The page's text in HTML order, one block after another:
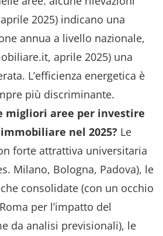
2025) indicano una
annua a livello nazionale,
aprile 2025) una
L’efficienza energetica è
più discriminante.
migliori aree per investire
nel 2025? Le
forte attrattiva universitaria
Milano, Bologna, Padova), le
consolidate (con un occhio
per l’impatto del
da analisi previsionali), le